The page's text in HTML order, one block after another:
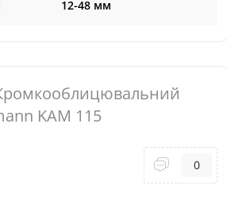
12-48 мм
KAM 115
0